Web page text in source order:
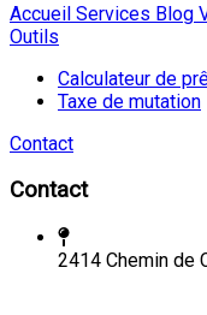
Accueil Services Blog
Outils
Calculateur de
Taxe de mutation
Contact
Contact
2414 Chemin de